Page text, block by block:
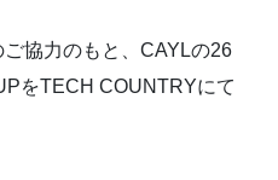
協力のもと、CAYLの26
をTECH COUNTRYにて